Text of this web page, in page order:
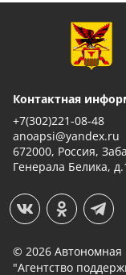
Контактная
+7(302)221-08-48
anoapsi@yandex.ru
672000, Россия,
Генерала Белика,
© 2026 Автономная
"Агентство